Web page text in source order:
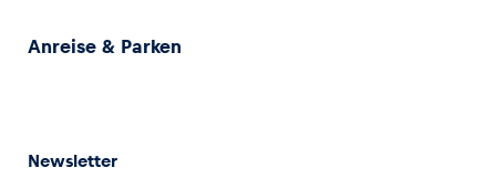
Anreise & Parken
Newsletter